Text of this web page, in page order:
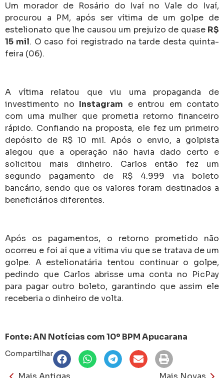
Um morador de Rosário do Ivaí no Vale do Ivaí,
procurou a PM, após ser vítima de um golpe de
estelionato que lhe causou um prejuízo de quase R$
15 mil. O caso foi registrado na tarde desta quinta-
feira (06).
A vítima relatou que viu uma propaganda de
investimento no Instagram e entrou em contato
com uma mulher que prometia retorno financeiro
rápido. Confiando na proposta, ele fez um primeiro
depósito de R$ 10 mil. Após o envio, a golpista
alegou que a operação não havia dado certo e
solicitou mais dinheiro. Carlos então fez um
segundo pagamento de R$ 4.999 via boleto
bancário, sendo que os valores foram destinados a
beneficiários diferentes.
Após os pagamentos, o retorno prometido não
ocorreu e foi aí que a vítima viu que se tratava de um
golpe. A estelionatária tentou continuar o golpe,
pedindo que Carlos abrisse uma conta no PicPay
para pagar outro boleto, garantindo que assim ele
receberia o dinheiro de volta.
Fonte: AN Notícias com 10º BPM Apucarana
Compartilhar